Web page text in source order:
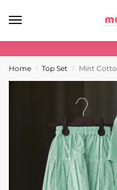
Home / Top Set / Mint